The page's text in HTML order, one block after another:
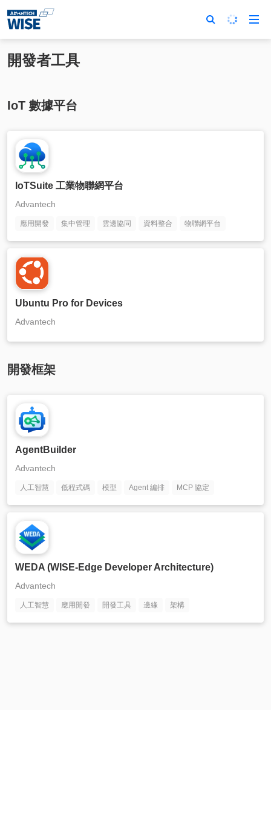
開發者工具
IoT 數據平台
IoTSuite 工業物聯網平台
Advantech
應用開發 集中管理 雲邊協同 資料整合 物聯網平台
Ubuntu Pro for Devices
Advantech
開發框架
AgentBuilder
Advantech
人工智慧 低程式碼 模型 Agent 編排 MCP 協定
WEDA (WISE-Edge Developer Architecture)
Advantech
人工智慧 應用開發 開發工具 邊緣 架構